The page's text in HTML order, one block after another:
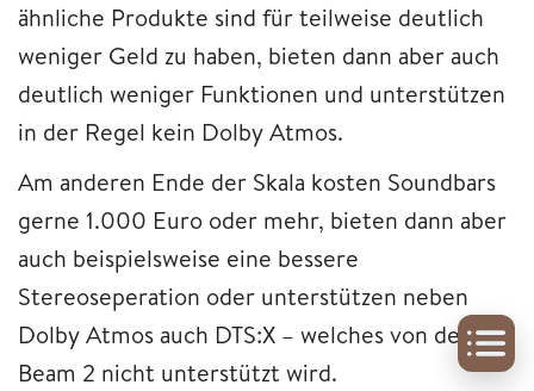
ähnliche Produkte sind für teilweise deutlich
weniger Geld zu haben, bieten dann aber auch
deutlich weniger Funktionen und unterstützen
in der Regel kein Dolby Atmos.
Am anderen Ende der Skala kosten Soundbars
gerne 1.000 Euro oder mehr, bieten dann aber
auch beispielsweise eine bessere
Stereoseperation oder unterstützen neben
Dolby Atmos auch DTS:X – welches von der
Beam 2 nicht unterstützt wird.